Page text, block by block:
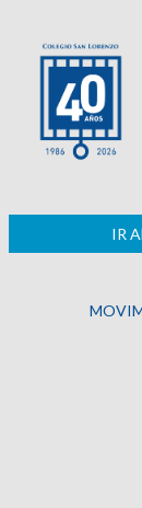
IR